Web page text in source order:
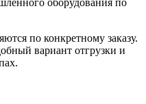
по конкретному заказу.
вариант отгрузки и